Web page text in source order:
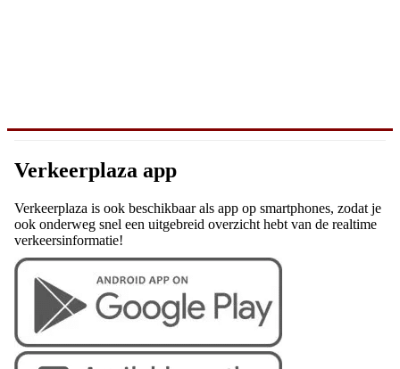
Verkeerplaza app
Verkeerplaza is ook beschikbaar als app op smartphones, zodat je
ook onderweg snel een uitgebreid overzicht hebt van de realtime
verkeersinformatie!